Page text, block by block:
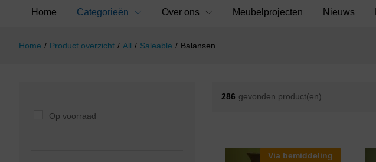
Home Categorieën Over ons Meubelprojecten Nieuws
Home / Product overzicht / All / Saleable / Balansen
286 gevonden product(en)
Via bemiddeling
Op voorraad